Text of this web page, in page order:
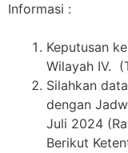
Informasi :
Keputusan
Wilayah IV.
Silahkan
dengan
Juli 2024
Berikut